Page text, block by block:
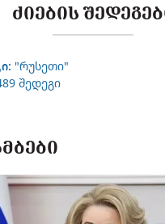
ᲫᲘᲔᲑᲘᲡ
"რუსეთი"
შედეგი